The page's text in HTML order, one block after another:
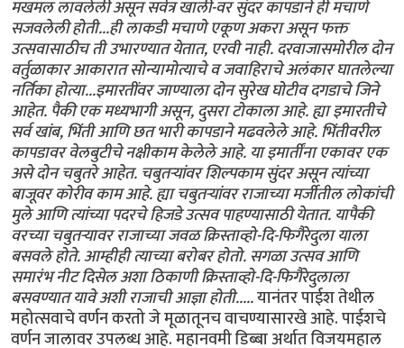
मखमल लावलेली असून सर्वत्र खाली-वर सुंदर कापडाने ही मचाणे
सजवलेली होती...ही लाकडी मचाणे एकूण अकरा असून फक्त
उत्सवासाठीच ती उभारण्यात येतात, एरवी नाही. दरवाजासमोरील दोन
वर्तुळाकार आकारात सोन्यामोत्याचे व जवाहिराचे अलंकार घातलेल्या
नर्तिका होत्या...इमारतींवर जाण्याला दोन सुरेख घोटीव दगडाचे जिने
आहेत. पैकी एक मध्यभागी असून, दुसरा टोकाला आहे. ह्या इमारतीचे
सर्व खांब, भिंती आणि छत भारी कापडाने मढवलेले आहे. भिंतीवरील
कापडावर वेलबुटीचे नक्षीकाम केलेले आहे. या इमार्तींना एकावर एक
असे दोन चबुतरे आहेत. चबुतर्‍यांवर शिल्पकाम सुंदर असून त्यांच्या
बाजूवर कोरीव काम आहे. ह्या चबुतर्‍यांवर राजाच्या मर्जीतील लोकांची
मुले आणि त्यांच्या पदरचे हिजडे उत्सव पाहण्यासाठी येतात. यापैकी
वरच्या चबुतर्‍यावर राजाच्या जवळ क्रिस्ताव्हो-दि-फिगैरेदुला याला
बसवले होते. आम्हीही त्याच्या बरोबर होतो. सगळा उत्सव आणि
समारंभ नीट दिसेल अशा ठिकाणी क्रिस्ताव्हो-दि-फिगैरेदुलाला
बसवण्यात यावे अशी राजाची आज्ञा होती.....यानंतर पाईश तेथील
महोत्सवाचे वर्णन करतो जे मूळातूनच वाचण्यासारखे आहे. पाईशचे
वर्णन जालावर उपलब्ध आहे. महानवमी डिब्बा अर्थात विजयमहाल